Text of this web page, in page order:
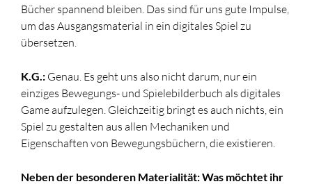
Bücher spannend bleiben. Das sind für uns gute Impulse,
um das Ausgangsmaterial in ein digitales Spiel zu
übersetzen.
K.G.: Genau. Es geht uns also nicht darum, nur ein
einziges Bewegungs- und Spielebilderbuch als digitales
Game aufzulegen. Gleichzeitig bringt es auch nichts, ein
Spiel zu gestalten aus allen Mechaniken und
Eigenschaften von Bewegungsbüchern, die existieren.
Neben der besonderen Materialität: Was möchtet ihr